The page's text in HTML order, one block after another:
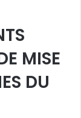
MISE
DU